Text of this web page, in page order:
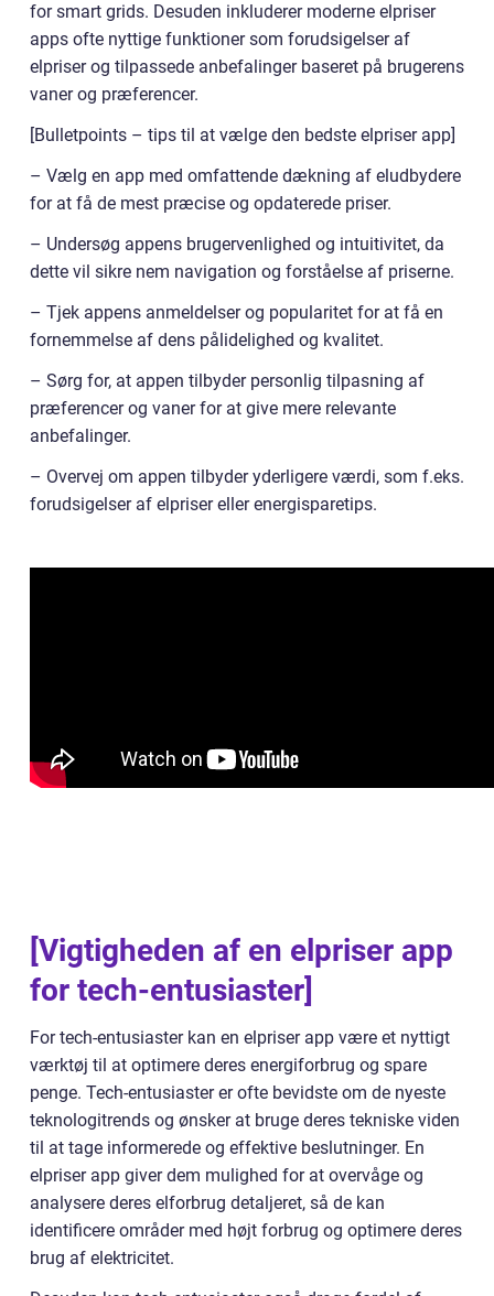
for smart grids. Desuden inkluderer moderne elpriser
apps ofte nyttige funktioner som forudsigelser af
elpriser og tilpassede anbefalinger baseret på brugerens
vaner og præferencer.
[Bulletpoints – tips til at vælge den bedste elpriser app]
– Vælg en app med omfattende dækning af eludbydere
for at få de mest præcise og opdaterede priser.
– Undersøg appens brugervenlighed og intuitivitet, da
dette vil sikre nem navigation og forståelse af priserne.
– Tjek appens anmeldelser og popularitet for at få en
fornemmelse af dens pålidelighed og kvalitet.
– Sørg for, at appen tilbyder personlig tilpasning af
præferencer og vaner for at give mere relevante
anbefalinger.
– Overvej om appen tilbyder yderligere værdi, som f.eks.
forudsigelser af elpriser eller energisparetips.
[Vigtigheden af en elpriser app
for tech-entusiaster]
For tech-entusiaster kan en elpriser app være et nyttigt
værktøj til at optimere deres energiforbrug og spare
penge. Tech-entusiaster er ofte bevidste om de nyeste
teknologitrends og ønsker at bruge deres tekniske viden
til at tage informerede og effektive beslutninger. En
elpriser app giver dem mulighed for at overvåge og
analysere deres elforbrug detaljeret, så de kan
identificere områder med højt forbrug og optimere deres
brug af elektricitet.